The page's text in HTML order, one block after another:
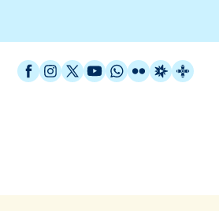
Facebook
Instagram
X / Twitter
YouTube
WhatsApp
FlickrRadio